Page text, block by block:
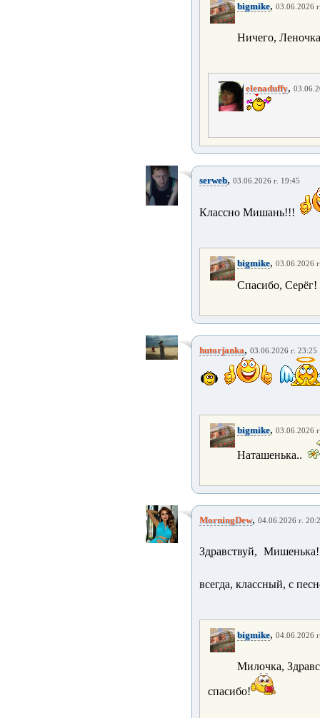
bigmike, 03.06.2026
Ничего,
elenaduffy,
serweb, 03.06.2026 г. 19:45
Классно Мишань!!!
bigmike, 03.06.2026
Спасибо, Серёг!
hutorjanka, 03.06.2026 г. 23:25
bigmike, 03.06.2026
Наташенька..
MorningDew, 04.06.2026 г.
Здравствуй,
всегда, классный, с
bigmike, 04.06.2026
Милочка,
спасибо!